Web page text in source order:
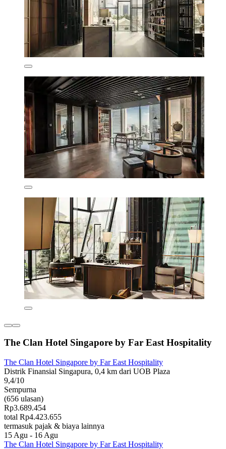
The Clan Hotel Singapore by Far East Hospitality
The Clan Hotel Singapore by Far East Hospitality
Distrik Finansial Singapura, 0,4 km dari UOB Plaza
9,4/10
Sempurna
(656 ulasan)
Rp3.689.454
total Rp4.423.655
termasuk pajak & biaya lainnya
15 Agu - 16 Agu
The Clan Hotel Singapore by Far East Hospitality